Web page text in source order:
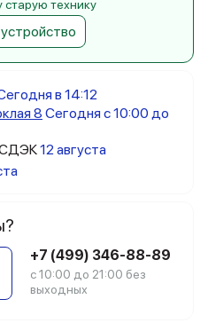
в 14:12
8 Сегодня с 10:00 до
СДЭК12 августа
+7 (499) 346-88-89
с 10:00 до 21:00 без
выходных
технику